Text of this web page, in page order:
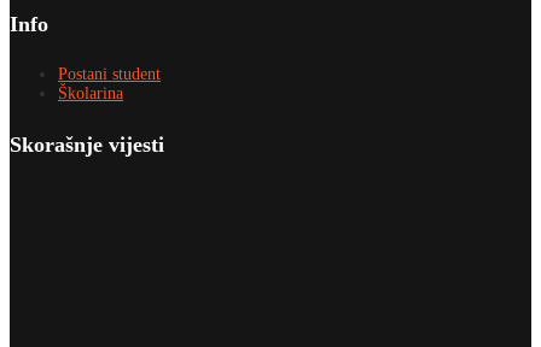
Info
Postani student
Školarina
Skorašnje vijesti